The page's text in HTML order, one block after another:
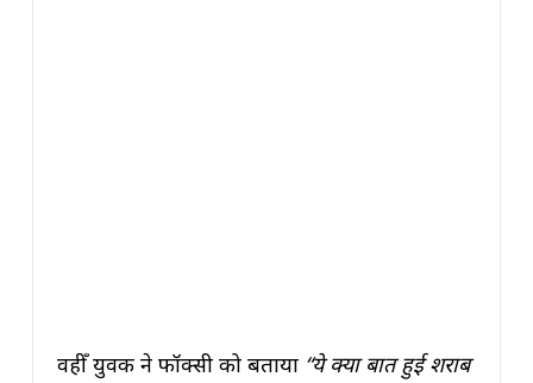
वहीँ युवक ने फॉक्सी को बताया “ये क्या बात हुई शराब